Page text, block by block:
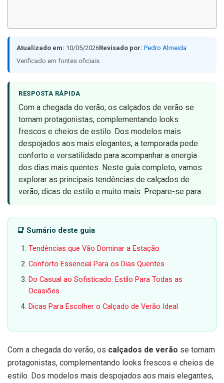
Atualizado em: 10/05/2026Revisado por: Pedro Almeida
Verificado em fontes oficiais
RESPOSTA RÁPIDA
Com a chegada do verão, os calçados de verão se
tornam protagonistas, complementando looks
frescos e cheios de estilo. Dos modelos mais
despojados aos mais elegantes, a temporada pede
conforto e versatilidade para acompanhar a energia
dos dias mais quentes. Neste guia completo, vamos
explorar as principais tendências de calçados de
verão, dicas de estilo e muito mais. Prepare-se para…
📑 Sumário deste guia
Tendências que Vão Dominar a Estação
Conforto Essencial Para os Dias Quentes
Do Casual ao Sofisticado: Estilo Para Todas as
Ocasiões
Dicas Para Escolher o Calçado de Verão Ideal
Com a chegada do verão, os calçados de verão se tornam
protagonistas, complementando looks frescos e cheios de
estilo. Dos modelos mais despojados aos mais elegantes,